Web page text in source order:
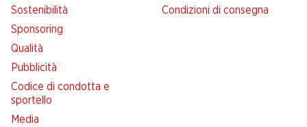
Sostenibilità
Sponsoring
Qualità
Pubblicità
Codice di condotta e
sportello
Media
Condizioni di consegna